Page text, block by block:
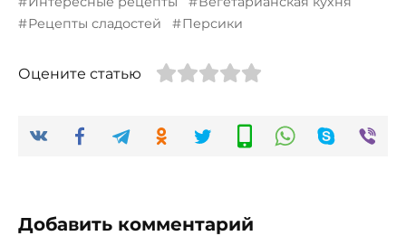
Рецепты сладостей
Персики
Оцените статью
Добавить комментарий